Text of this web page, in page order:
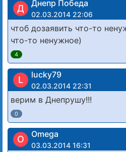
Д Днепр Победа
02.03.2014 22:06
чтоб дозаявить что-то
что-то ненужное)
4
L lucky79
02.03.2014 22:31
верим в Днепрушу!!!
0
O Omega
03.03.2014 16:31